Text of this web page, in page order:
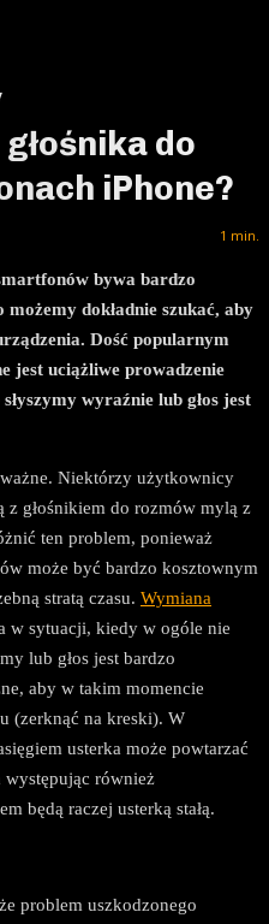
do
iPhone?
1 min.
bywa bardzo
dokładnie szukać, aby
Dość popularnym
jest uciążliwe prowadzenie
wyraźnie lub głos jest
Niektórzy użytkownicy
z głośnikiem do rozmów mylą z
ten problem, ponieważ
może być bardzo kosztownym
stratą czasu. Wymiana
w sytuacji, kiedy w ogóle nie
lub głos jest bardzo
aby w takim momencie
(zerknąć na kreski). W
usterka może powtarzać
również
będą raczej usterką stałą.
problem uszkodzonego